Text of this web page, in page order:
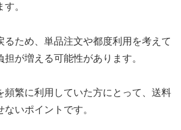
。
るため、単品注文や都度利用を考えて
が増える可能性があります。
頻繁に利用していた方にとって、送料
いポイントです。